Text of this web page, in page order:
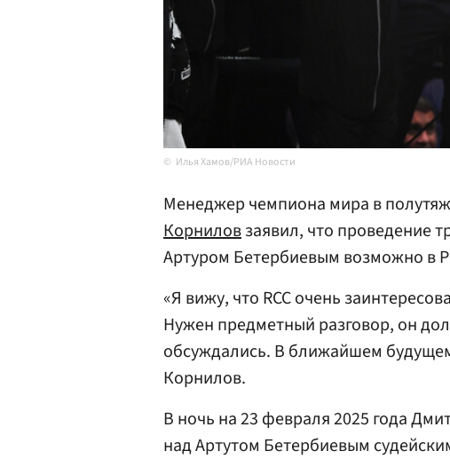
Илья Хамов/РИА Новости
Менеджер чемпиона мира в
Корниловзаявил, что проведение
Артуром Бетербиевым возможно в
«Я вижу, что RCC очень
Нужен предметный разговор, он
обсуждались. В ближайшем
Корнилов.
В ночь на 23 февраля 2025 года
над Артутом Бетербиевым